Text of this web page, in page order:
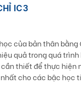
IC3
của bản thân
quả trong quá
thiết để thực
cho các bậc học